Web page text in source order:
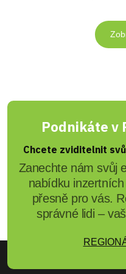
Podnikáte v
Chcete zviditelnit
Zanechte nám svůj
nabídku
přesně pro vás.
správné lidi –